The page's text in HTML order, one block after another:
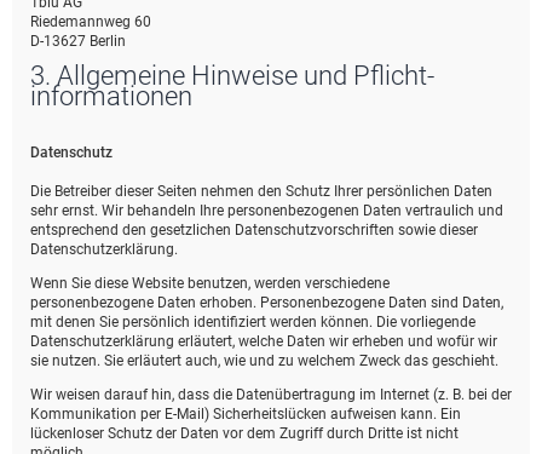
Riedemannweg 60
D-13627 Berlin
3. Allgemeine Hinweise und Pflicht­
informationen
Datenschutz
Die Betreiber dieser Seiten nehmen den Schutz Ihrer persönlichen Daten
sehr ernst. Wir behandeln Ihre personenbezogenen Daten vertraulich und
entsprechend den gesetzlichen Datenschutzvorschriften sowie dieser
Datenschutzerklärung.
Wenn Sie diese Website benutzen, werden verschiedene
personenbezogene Daten erhoben. Personenbezogene Daten sind Daten,
mit denen Sie persönlich identifiziert werden können. Die vorliegende
Datenschutzerklärung erläutert, welche Daten wir erheben und wofür wir
sie nutzen. Sie erläutert auch, wie und zu welchem Zweck das geschieht.
Wir weisen darauf hin, dass die Datenübertragung im Internet (z. B. bei der
Kommunikation per E-Mail) Sicherheitslücken aufweisen kann. Ein
lückenloser Schutz der Daten vor dem Zugriff durch Dritte ist nicht